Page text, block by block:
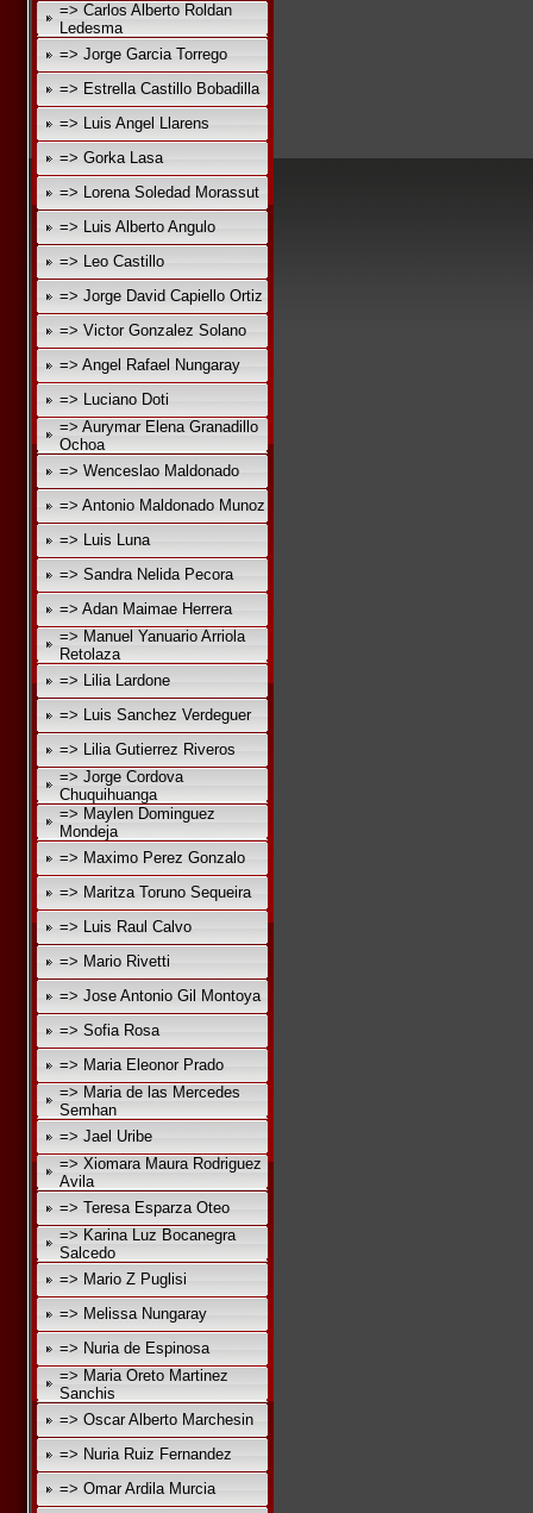
=> Carlos Alberto Roldan
Ledesma
=> Jorge Garcia Torrego
=> Estrella Castillo Bobadilla
=> Luis Angel Llarens
=> Gorka Lasa
=> Lorena Soledad Morassut
=> Luis Alberto Angulo
=> Leo Castillo
=> Jorge David Capiello Ortiz
=> Victor Gonzalez Solano
=> Angel Rafael Nungaray
=> Luciano Doti
=> Aurymar Elena Granadillo
Ochoa
=> Wenceslao Maldonado
=> Antonio Maldonado Munoz
=> Luis Luna
=> Sandra Nelida Pecora
=> Adan Maimae Herrera
=> Manuel Yanuario Arriola
Retolaza
=> Lilia Lardone
=> Luis Sanchez Verdeguer
=> Lilia Gutierrez Riveros
=> Jorge Cordova
Chuquihuanga
=> Maylen Dominguez
Mondeja
=> Maximo Perez Gonzalo
=> Maritza Toruno Sequeira
=> Luis Raul Calvo
=> Mario Rivetti
=> Jose Antonio Gil Montoya
=> Sofia Rosa
=> Maria Eleonor Prado
=> Maria de las Mercedes
Semhan
=> Jael Uribe
=> Xiomara Maura Rodriguez
Avila
=> Teresa Esparza Oteo
=> Karina Luz Bocanegra
Salcedo
=> Mario Z Puglisi
=> Melissa Nungaray
=> Nuria de Espinosa
=> Maria Oreto Martinez
Sanchis
=> Oscar Alberto Marchesin
=> Nuria Ruiz Fernandez
=> Omar Ardila Murcia